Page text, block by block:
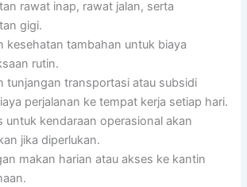
rawat inap, rawat jalan, serta
gigi.
kesehatan tambahan untuk biaya
rutin.
tunjangan transportasi atau subsidi
perjalanan ke tempat kerja setiap hari.
untuk kendaraan operasional akan
jika diperlukan.
makan harian atau akses ke kantin